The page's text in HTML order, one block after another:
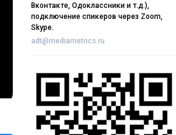
Вконтакте, Одоклассники и т.д.),
подключение спикеров через Zoom,
Skype.
adt@mediametrics.ru